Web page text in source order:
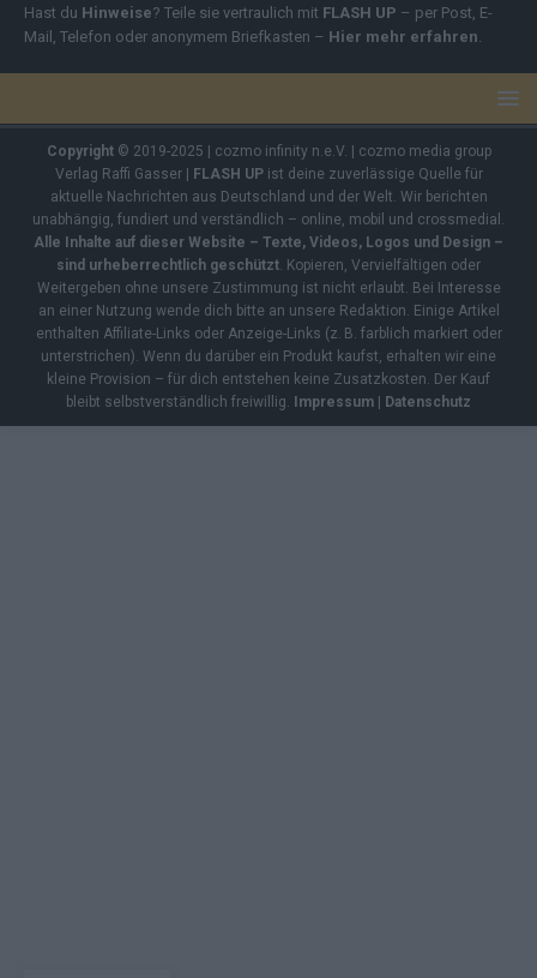
Hast du Hinweise? Teile sie vertraulich mit FLASH UP – per Post, E-
Mail, Telefon oder anonymem Briefkasten – Hier mehr erfahren
Copyright© 2019-2025 | cozmo infinity n.e.V. | cozmo media group
Verlag Raffi Gasser | FLASH UPist deine zuverlässige Quelle für
aktuelle Nachrichten aus Deutschland und der Welt. Wir berichten
unabhängig, fundiert und verständlich – online, mobil und crossmedial.
Alle Inhalte auf dieser Website – Texte, Videos, Logos und Design –
sind urheberrechtlich geschützt . Kopieren, Vervielfältigen oder
Weitergeben ohne unsere Zustimmung ist nicht erlaubt. Bei Interesse
an einer Nutzung wende dich bitte an unsere Redaktion. Einige Artikel
enthalten Affiliate-Links oder Anzeige-Links (z. B. farblich markiert oder
unterstrichen). Wenn du darüber ein Produkt kaufst, erhalten wir eine
kleine Provision – für dich entstehen keine Zusatzkosten. Der Kauf
bleibt selbstverständlich freiwillig. Impressum | Datenschutz